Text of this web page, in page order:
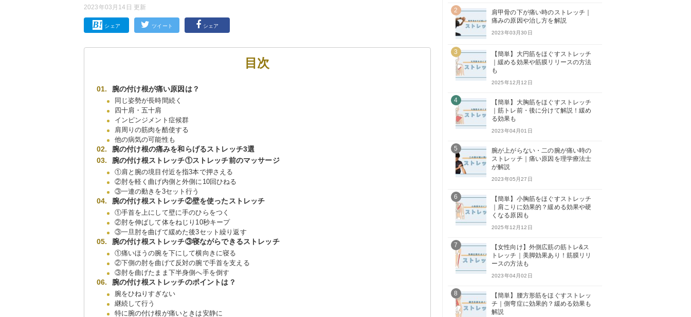
2023年03月14日 更新
シェア ツイート シェア
目次
腕の付け根が痛い原因は？
同じ姿勢が長時間続く
四十肩・五十肩
インピンジメント症候群
肩周りの筋肉を酷使する
他の病気の可能性も
腕の付け根の痛みを和らげるストレッチ3選
腕の付け根ストレッチ①ストレッチ前のマッサージ
①肩と腕の境目付近を指3本で押さえる
②肘を軽く曲げ内側と外側に10回ひねる
③一連の動きを3セット行う
腕の付け根ストレッチ②壁を使ったストレッチ
①手首を上にして壁に手のひらをつく
②肘を伸ばして体をねじり10秒キープ
③一旦肘を曲げて緩めた後3セット繰り返す
腕の付け根ストレッチ③寝ながらできるストレッチ
①痛いほうの腕を下にして横向きに寝る
②下側の肘を曲げて反対の腕で手首を支える
③肘を曲げたまま下半身側へ手を倒す
腕の付け根ストレッチのポイントは？
腕をひねりすぎない
継続して行う
特に腕の付け根が痛いときは安静に
2
肩甲骨の下が痛い時のストレッチ｜
痛みの原因や治し方を解説
2023年03月30日
3
【簡単】大円筋をほぐすストレッチ
｜緩める効果や筋膜リリースの方法
も
2025年12月12日
4
【簡単】大胸筋をほぐすストレッチ
｜筋トレ前・後に分けて解説！緩め
る効果も
2023年04月01日
5
腕が上がらない・二の腕が痛い時の
ストレッチ｜痛い原因を理学療法士
が解説
2023年05月27日
6
【簡単】小胸筋をほぐすストレッチ
｜肩こりに効果的？緩める効果や硬
くなる原因も
2025年12月12日
7
【女性向け】外側広筋の筋トレ&ス
トレッチ｜美脚効果あり！筋膜リリ
ースの方法も
2023年04月02日
8
【簡単】腰方形筋をほぐすストレッ
チ｜側弯症に効果的？緩める効果も
解説